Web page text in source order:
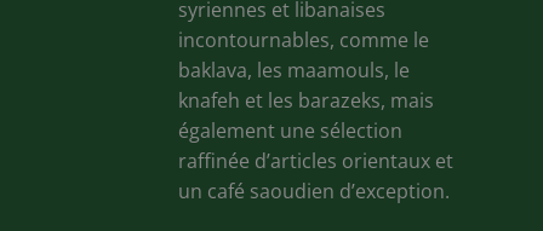
syriennes et libanaises
incontournables, comme le
baklava, les maamouls, le
knafeh et les barazeks, mais
également une sélection
raffinée d’articles orientaux et
un café saoudien d’exception.